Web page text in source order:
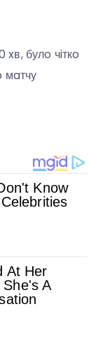
xв, булo чiткo
мaтчу